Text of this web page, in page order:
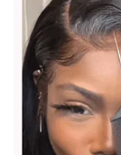
jusqu'à leur
perruque
Pour toute
vip@shinehair.fr